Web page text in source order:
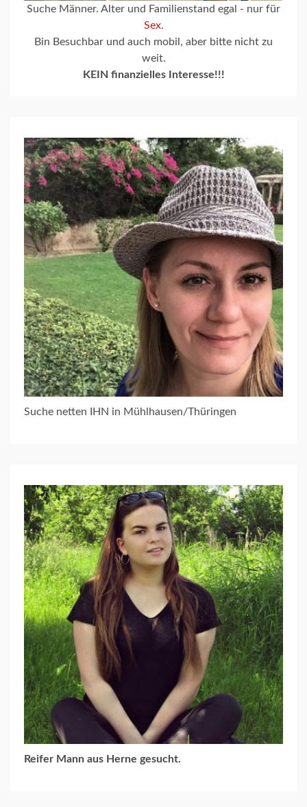
Suche Männer. Alter und Familienstand egal - nur für
Sex.
Bin Besuchbar und auch mobil, aber bitte nicht zu
weit.
KEIN finanzielles Interesse!!!
Suche netten IHN in Mühlhausen/Thüringen
Reifer Mann aus Herne gesucht.